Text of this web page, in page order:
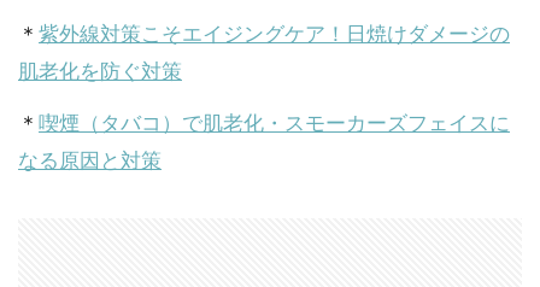
＊ 紫外線対策こそエイジングケア！日焼けダメージの
肌老化を防ぐ対策
＊ 喫煙（タバコ）で肌老化・スモーカーズフェイスに
なる原因と対策